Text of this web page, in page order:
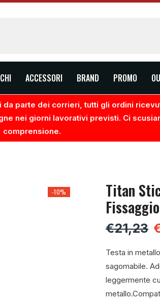
ACCESSORI BRAND PROMO
parte dei corrieri, tutti gli ordini
nei giorni lavorativi previsti. Ci
comprensione.
-10%
Titan
€21,23
Testa in
sagomabile.
leggermente